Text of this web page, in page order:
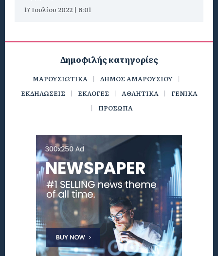
17 Ιουλίου 2022 | 6:01
Δημοφιλής κατηγορίες
ΜΑΡΟΥΣΙΩΤΙΚΑ
ΔΗΜΟΣ ΑΜΑΡΟΥΣΙΟΥ
ΕΚΔΗΛΩΣΕΙΣ
ΕΚΛΟΓΕΣ ΑΘΛΗΤΙΚΑ
ΓΕΝΙΚΑ
ΠΡΟΣΩΠΑ